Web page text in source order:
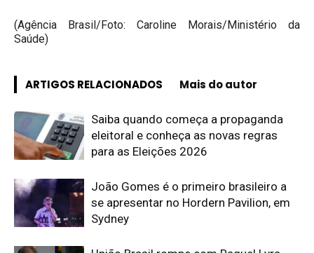
(Agência Brasil/Foto: Caroline Morais/Ministério da
Saúde)
ARTIGOS RELACIONADOS Mais do autor
Saiba quando começa a propaganda
eleitoral e conheça as novas regras
para as Eleições 2026
João Gomes é o primeiro brasileiro a
se apresentar no Hordern Pavilion, em
Sydney